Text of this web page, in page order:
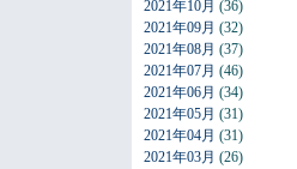
2021年10月 (36)
2021年09月 (32)
2021年08月 (37)
2021年07月 (46)
2021年06月 (34)
2021年05月 (31)
2021年04月 (31)
2021年03月 (26)